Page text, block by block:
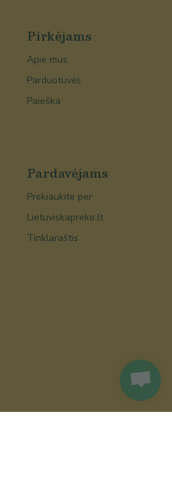
Pirkėjams
Apie mus
Parduotuvės
Paieška
Pardavėjams
Prekiaukite per
Lietuviskapreke.lt
Tinklaraštis